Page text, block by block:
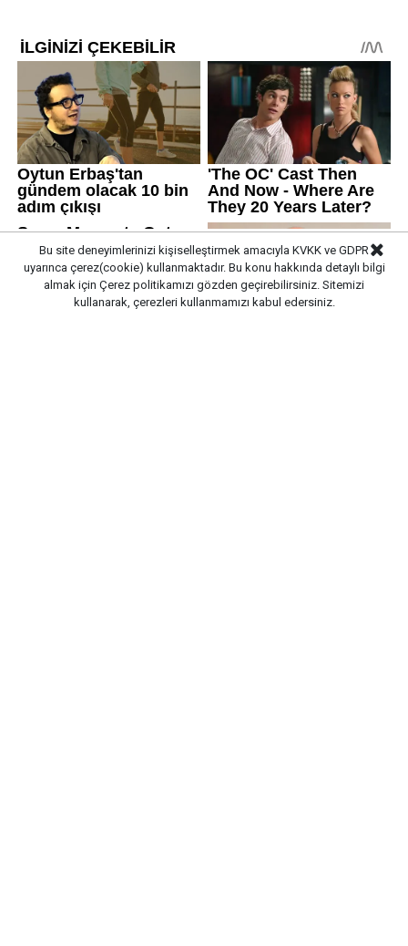
Bu site deneyimlerinizi kişiselleştirmek amacıyla KVKK ve GDPR
uyarınca çerez(cookie) kullanmaktadır. Bu konu hakkında detaylı bilgi
almak için Çerez politikamızı gözden geçirebilirsiniz. Sitemizi
kullanarak, çerezleri kullanmamızı kabul edersiniz.